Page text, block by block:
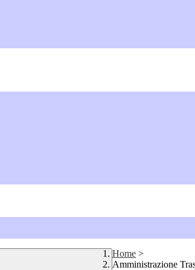
Home >
Amministrazione